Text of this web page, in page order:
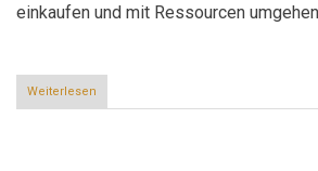
einkaufen und mit Ressourcen
Weiterlesen
Ulms